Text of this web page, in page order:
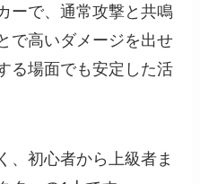
ーで、通常攻撃と共鳴
で高いダメージを出せ
る場面でも安定した活
、初心者から上級者ま